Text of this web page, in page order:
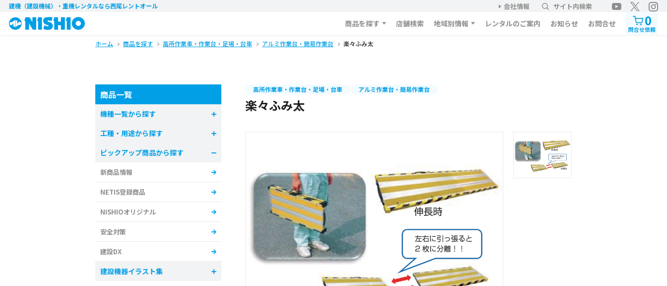
建機（建設機械）・重機レンタルなら西尾レントオール 会社情報 サイト内検索
商品を探す 店舗検索 地域別情報 レンタルのご案内 お知らせ お問合せ 0
問合せ依頼
ホーム 商品を探す 高所作業車・作業台・足場・台車 アルミ作業台・簡易作業台 楽々ふみ太
高所作業車・作業台・足場・台車 アルミ作業台・簡易作業台
楽々ふみ太
商品一覧
機種一覧から探す
工種・用途から探す
ピックアップ商品から探す
新商品情報
NETIS登録商品
NISHIOオリジナル
安全対策
建設DX
建設機器イラスト集